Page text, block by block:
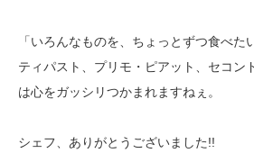
「いろんなものを、ちょっとずつ食べた
ティパスト、プリモ・ピアット、セコン
は心をガッシリつかまれますねぇ。
シェフ、ありがとうございました!!